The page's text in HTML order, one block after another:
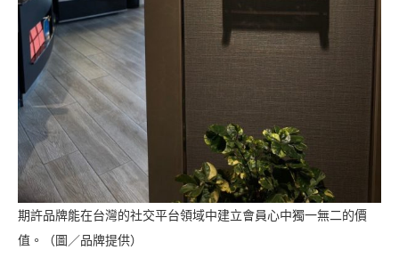
期許品牌能在台灣的社交平台領域中建立會員心中獨一無二的價
值。（圖／品牌提供）